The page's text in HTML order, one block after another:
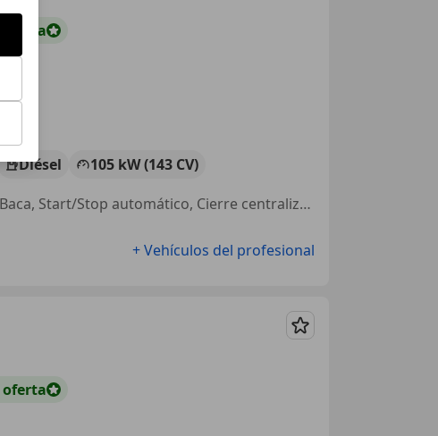
oferta
Diésel
105 kW (143 CV)
ABS, Airbags laterales, Aire Acondicionado, Llantas de aleación, Baca, Start/Stop automático, Cierre centralizado, Inmovilizador
+ Vehículos del profesional
Guardar
oferta